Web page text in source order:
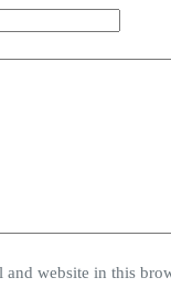
and website in this